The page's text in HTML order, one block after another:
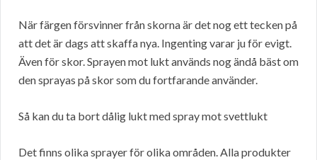
När färgen försvinner från skorna är det nog ett tecken på
att det är dags att skaffa nya. Ingenting varar ju för evigt.
Även för skor. Sprayen mot lukt används nog ändå bäst om
den sprayas på skor som du fortfarande använder.
Så kan du ta bort dålig lukt med spray mot svettlukt
Det finns olika sprayer för olika områden. Alla produkter